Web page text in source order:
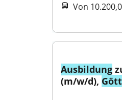
Von
Ausbildung
(m/w/d),